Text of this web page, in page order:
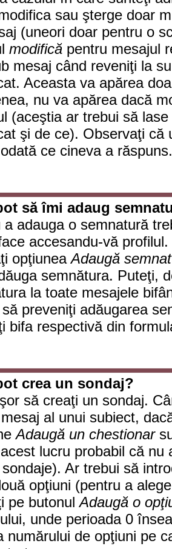
sau şterge doar
(uneori doar pentru o
modifică pentru mesajul
mesaj când reveniţi la
Aceasta va apărea
nu va apărea dacă
(aceştia ar trebui să
şi de ce). Observaţi că
ce cineva a răspuns.
să îmi adaug
a adauga o semnatură
accesandu-vă
opţiuneaAdaugă
semnătura. Puteţi,
la toate mesajele
preveniţi adăugarea
bifa respectivă din
crea un sondaj?
să creaţi un sondaj.
al unui subiect,
Adaugă un chestionar
lucru probabil că nu
Ar trebui să
opţiuni (pentru a
pe butonulAdaugă o
unde perioada 0
numărului de opţiuni pe